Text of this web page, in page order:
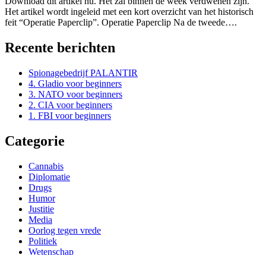
Het artikel wordt ingeleid met een kort overzicht van het historisch
feit “Operatie Paperclip”. Operatie Paperclip Na de tweede….
Recente berichten
Spionagebedrijf PALANTIR
4. Gladio voor beginners
3. NATO voor beginners
2. CIA voor beginners
1. FBI voor beginners
Categorie
Cannabis
Diplomatie
Drugs
Humor
Justitie
Media
Oorlog tegen vrede
Politiek
Wetenschap